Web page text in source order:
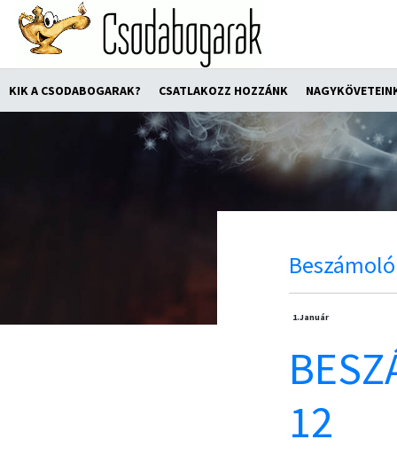
KIK A CSODABOGARAK? CSATLAKOZZ HOZZÁNK
1.Január
12